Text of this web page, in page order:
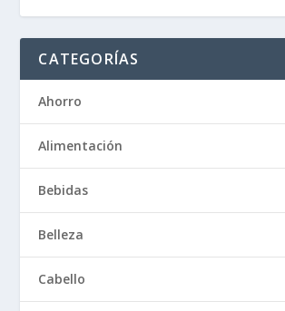
CATEGORÍAS
Ahorro
Alimentación
Bebidas
Belleza
Cabello